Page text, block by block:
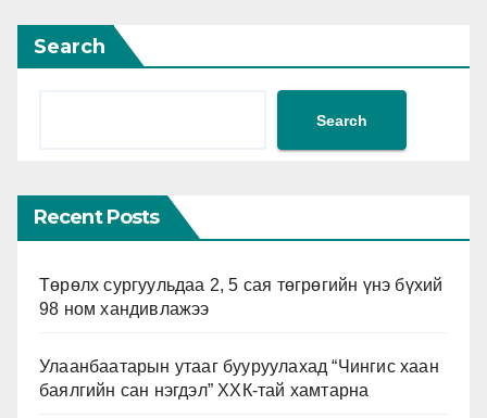
Search
Search
Recent Posts
Төрөлх сургуульдаа 2, 5 сая төгрөгийн үнэ бүхий
98 ном хандивлажээ
Улаанбаатарын утааг бууруулахад “Чингис хаан
баялгийн сан нэгдэл” ХХК-тай хамтарна